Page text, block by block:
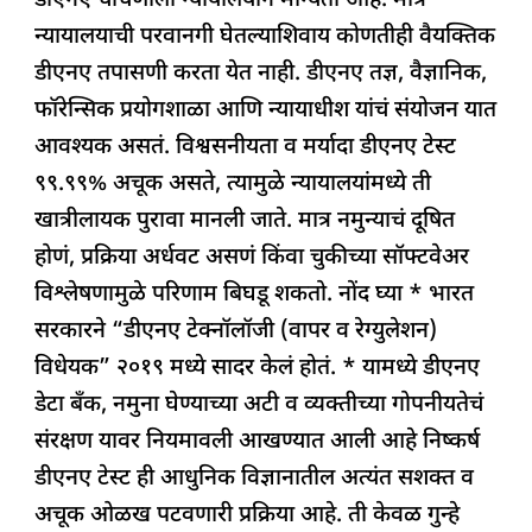
न्यायालयाची परवानगी घेतल्याशिवाय कोणतीही वैयक्तिक
डीएनए तपासणी करता येत नाही. डीएनए तज्ञ, वैज्ञानिक,
फॉरेन्सिक प्रयोगशाळा आणि न्यायाधीश यांचं संयोजन यात
आवश्यक असतं. विश्वसनीयता व मर्यादा डीएनए टेस्ट
९९.९९% अचूक असते, त्यामुळे न्यायालयांमध्ये ती
खात्रीलायक पुरावा मानली जाते. मात्र नमुन्याचं दूषित
होणं, प्रक्रिया अर्धवट असणं किंवा चुकीच्या सॉफ्टवेअर
विश्लेषणामुळे परिणाम बिघडू शकतो. नोंद घ्या * भारत
सरकारने “डीएनए टेक्नॉलॉजी (वापर व रेग्युलेशन)
विधेयक” २०१९ मध्ये सादर केलं होतं. * यामध्ये डीएनए
डेटा बँक, नमुना घेण्याच्या अटी व व्यक्तीच्या गोपनीयतेचं
संरक्षण यावर नियमावली आखण्यात आली आहे निष्कर्ष
डीएनए टेस्ट ही आधुनिक विज्ञानातील अत्यंत सशक्त व
अचूक ओळख पटवणारी प्रक्रिया आहे. ती केवळ गुन्हे